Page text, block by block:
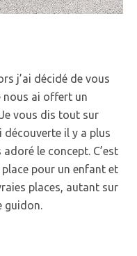
j’ai décidé de vous
nous ai offert un
vous dis tout sur
découverte il y a plus
adoré le concept. C’est
pour un enfant et
places, autant sur
guidon.